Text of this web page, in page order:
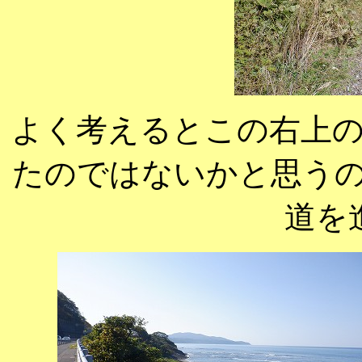
よく考えるとこの右上
たのではないかと思う
道を